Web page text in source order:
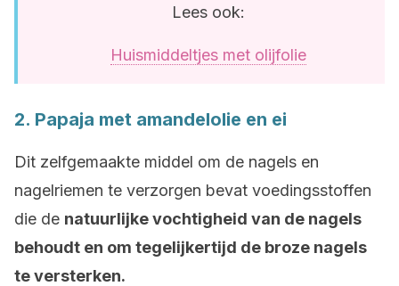
Lees ook:
Huismiddeltjes met olijfolie
2. Papaja met amandelolie en ei
Dit zelfgemaakte middel om de nagels en
nagelriemen te verzorgen bevat voedingsstoffen
die de natuurlijke vochtigheid van de nagels
behoudt en om tegelijkertijd de broze nagels
te versterken.